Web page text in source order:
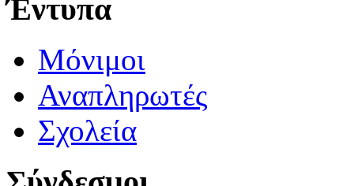
Έντυπα
Μόνιμοι
Αναπληρωτές
Σχολεία